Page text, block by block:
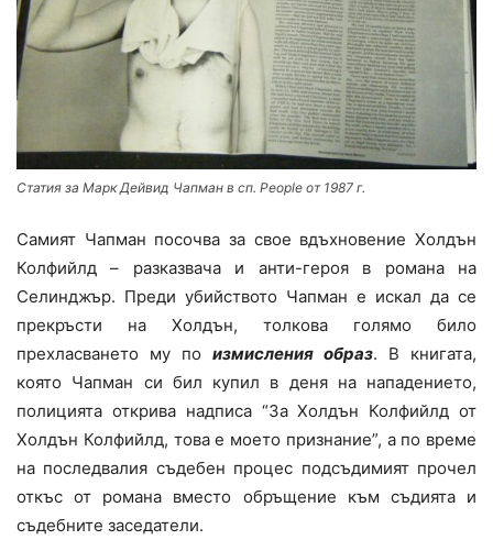
Статия за Марк Дейвид Чапман в сп. People от 1987 г.
Самият Чапман посочва за свое вдъхновение Холдън
Колфийлд – разказвача и анти-героя в романа на
Селинджър. Преди убийството Чапман е искал да се
прекръсти на Холдън, толкова голямо било
прехласването му по измисления образ. В книгата,
която Чапман си бил купил в деня на нападението,
полицията открива надписа “За Холдън Колфийлд от
Холдън Колфийлд, това е моето признание”, а по време
на последвалия съдебен процес подсъдимият прочел
откъс от романа вместо обръщение към съдията и
съдебните заседатели.